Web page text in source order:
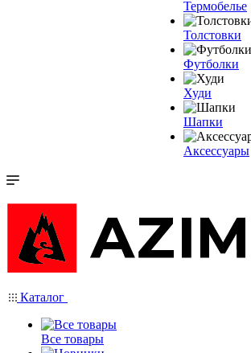
Термобелье
Толстовки
Футболки
Худи
Шапки
Аксессуары
Каталог
Все товары